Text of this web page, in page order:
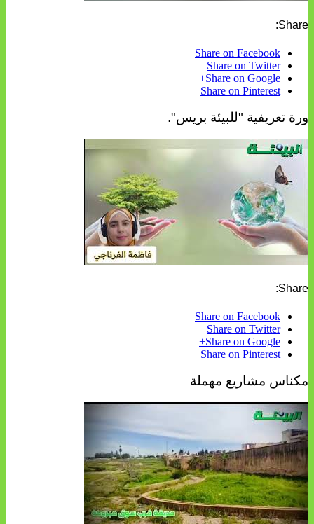
Share:
Share on Facebook
Share on Twitter
Share on Google+
Share on Pinterest
ورة تعريفية "للبيئة بريس".
Share:
Share on Facebook
Share on Twitter
Share on Google+
Share on Pinterest
مكناس مشاريع مهملة